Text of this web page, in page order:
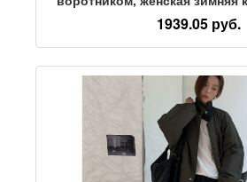
года, новинка зимы,
толстая стеганая куртка,
куртка
1939.05 руб.